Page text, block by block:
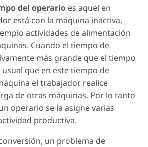
del operario es aquel en
está con la máquina inactiva,
actividades de alimentación
Cuando el tiempo de
más grande que el tiempo
que en este tiempo de
el trabajador realice
de otras máquinas. Por lo tanto
operario se la asigne varias
productiva.
un problema de